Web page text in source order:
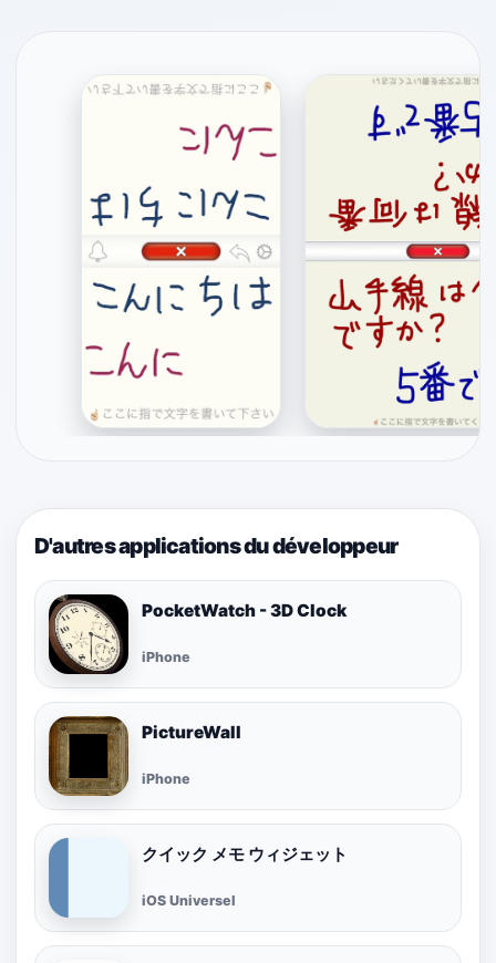
D'autres applications du développeur
PocketWatch - 3D Clock
iPhone
PictureWall
iPhone
クイック メモ ウィジェット
iOS Universel